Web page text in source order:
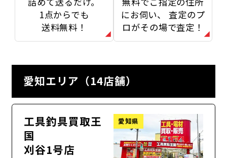
1点からでも
送料無料！
にお伺い、
査定のプ
ロがその場で査定！
愛知エリア（14店舗）
工具釣具買取王
国
刈谷1号店
愛知県